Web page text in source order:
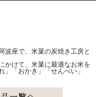
波座で、米菓の炭焼き工房と
かけて、米菓に最適なお米を
「おかき」「せんべい」